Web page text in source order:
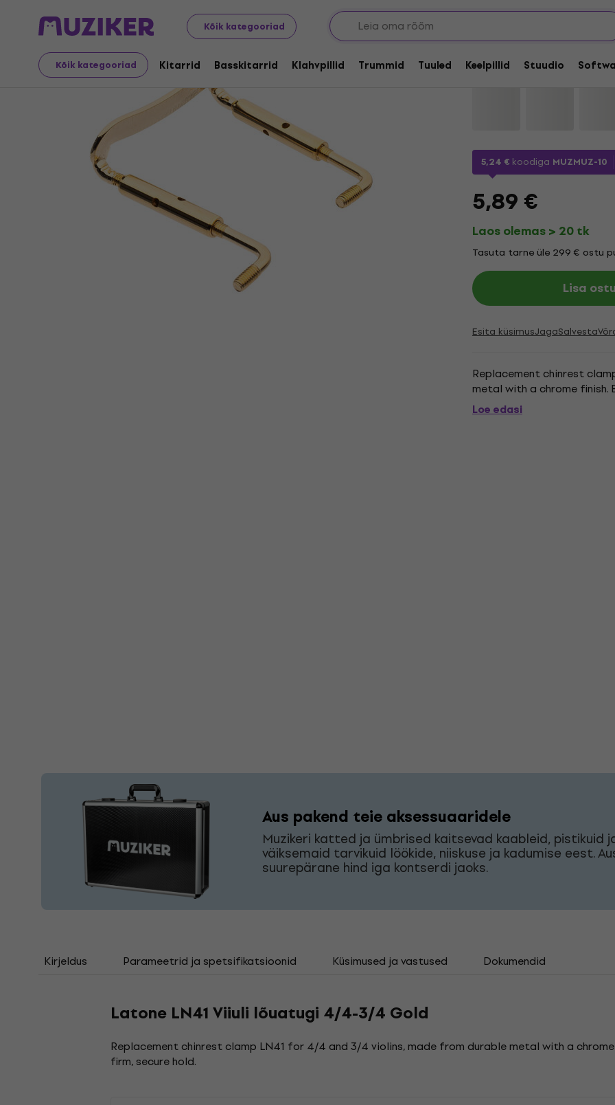
Kõik kategooriad
Kõik kategooriad Kitarrid Basskitarrid Klahvpillid Trummid Tuuled Keelpillid Stuudio
Muusikariistad Keeled Viiulite lisavarustus Viiuli lõuatoed
Latone LN41 Viiuli
Kaubamärk:LatoneTootekood:
5,24 € koodiga MUZMUZ-10
5,89 €
Laos olemas > 20 tk
Tasuta tarne üle 299 € ostu
Lisa
Esita küsimusJagaSalvesta
Replacement chinrest
metal with a chrome finish.
Loe edasi
Aus pakend teie aksessuaaridele
Muzikeri katted ja ümbrised kaitsevad kaableid, pistikuid
väiksemaid tarvikuid löökide, niiskuse ja kadumise eest.
suurepärane hind iga kontserdi jaoks.
Kirjeldus Parameetrid ja spetsifikatsioonid Küsimused ja vastused Dokumendid
Latone LN41 Viiuli lõuatugi 4/4-3/4 Gold
Replacement chinrest clamp LN41 for 4/4 and 3/4 violins, made from durable metal with a
firm, secure hold.